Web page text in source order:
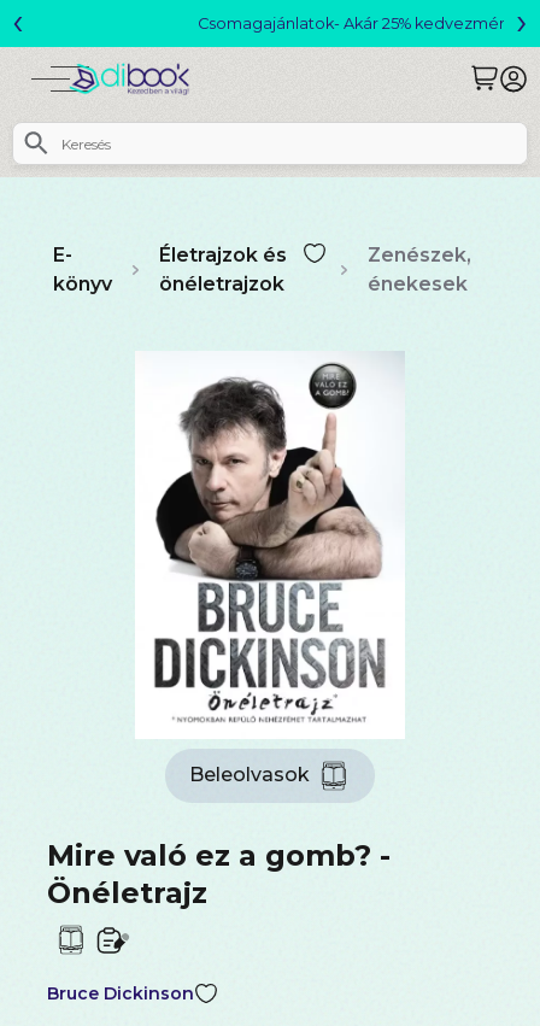
Csomagajánlatok- Akár 25% kedvezménnyel!
‹ ›
E-
könyv
Életrajzok és
önéletrajzok
Zenészek,
énekesek
Beleolvasok
Mire való ez a gomb? -
Önéletrajz
Bruce Dickinson